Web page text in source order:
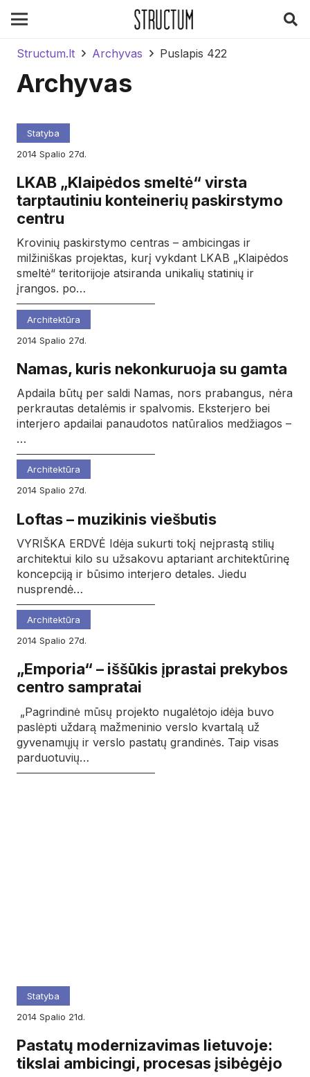
Structum.lt Archyvas Puslapis 422
Archyvas
Statyba
2014
spalio 27d.
LKAB „Klaipėdos smeltė“ virsta
tarptautiniu konteinerių paskirstymo
centru
Krovinių paskirstymo centras – ambicingas ir
milžiniškas projektas, kurį vykdant LKAB „Klaipėdos
smeltė“ teritorijoje atsiranda unikalių statinių ir
įrangos. po…
Architektūra
2014
spalio 27d.
Namas, kuris nekonkuruoja su gamta
Apdaila būtų per saldi Namas, nors prabangus, nėra
perkrautas detalėmis ir spalvomis. Eksterjero bei
interjero apdailai panaudotos natūralios medžiagos –
…
Architektūra
2014
spalio 27d.
Loftas – muzikinis viešbutis
VYRIŠKA ERDVĖ Idėja sukurti tokį neįprastą stilių
architektui kilo su užsakovu aptariant architektūrinę
koncepciją ir būsimo interjero detales. Jiedu
nusprendė…
Architektūra
2014
spalio 27d.
„Emporia“ – iššūkis įprastai prekybos
centro sampratai
„Pagrindinė mūsų projekto nugalėtojo idėja buvo
paslėpti uždarą mažmeninio verslo kvartalą už
gyvenamųjų ir verslo pastatų grandinės. Taip visas
parduotuvių…
Statyba
2014
spalio 21d.
Pastatų modernizavimas lietuvoje:
tikslai ambicingi, procesas įsibėgėjo